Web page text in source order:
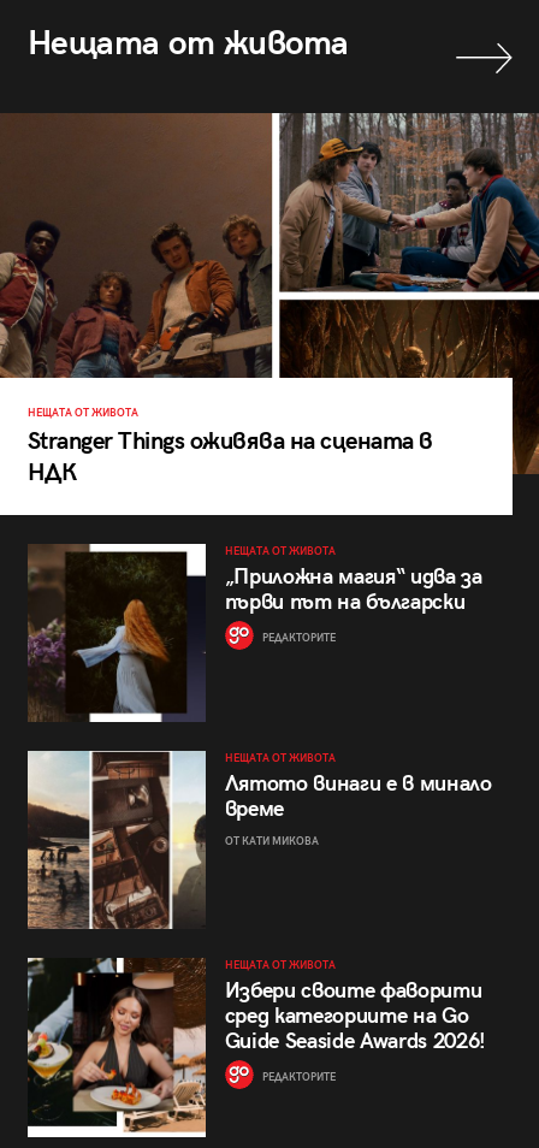
Нещата от живота
НЕЩАТА ОТ ЖИВОТА
Stranger Things оживява на сцената в
НДК
НЕЩАТА ОТ ЖИВОТА
„Приложна магия“ идва за
първи път на български
РЕДАКТОРИТЕ
НЕЩАТА ОТ ЖИВОТА
Лятото винаги е в минало
време
ОТ КАТИ МИКОВА
НЕЩАТА ОТ ЖИВОТА
Избери своите фаворити
сред категориите на Go
Guide Seaside Awards 2026!
РЕДАКТОРИТЕ